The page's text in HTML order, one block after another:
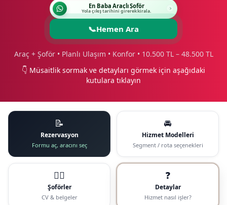
En Baba Araçlı Şoför
Yola çıkış tarihini girerek kirala.
📞Hemen Ara
Araç + Şoför • Planlı Ulaşım • Konfor • 10.500 TL – 48.500 TL
👇 Müsaitlik sormak ve detayları görmek için aşağıdaki
kutulara tıklayın
📝
Rezervasyon
Formu aç, aracını seç
🚘
Hizmet Modelleri
Segment / rota seçenekleri
🧑‍✈️
Şoförler
CV & belgeler
❓
Detaylar
Hizmet nasıl işler?